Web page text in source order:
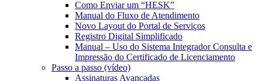
Como Enviar um “HESK”
Manual do Fluxo de Atendimento
Novo Layout do Portal de Serviços
Registro Digital Simplificado
Manual – Uso do Sistema Integrador Consulta e
Impressão do Certificado de Licenciamento
Passo a passo (vídeo)
Assinaturas Avançadas